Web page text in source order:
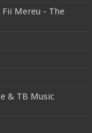
Fii Mereu - The
& TB Music